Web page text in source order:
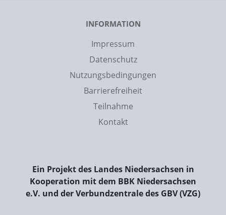
INFORMATION
Impressum
Datenschutz
Nutzungsbedingungen
Barrierefreiheit
Teilnahme
Kontakt
Ein Projekt des Landes Niedersachsen in
Kooperation mit dem BBK Niedersachsen
e.V. und der Verbundzentrale des GBV (VZG)